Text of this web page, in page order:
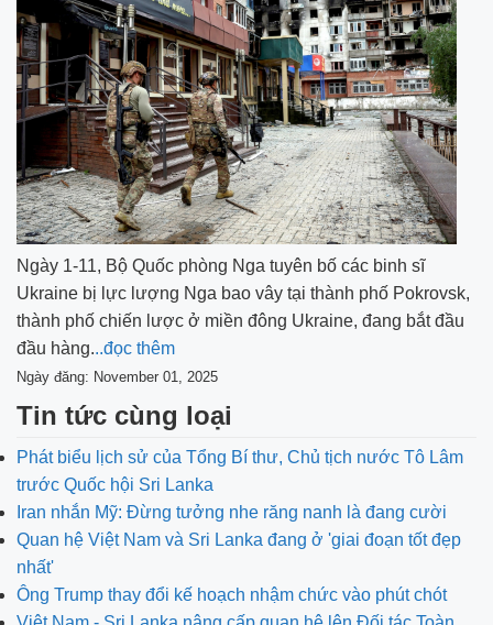
Ngày 1-11, Bộ Quốc phòng Nga tuyên bố các binh sĩ
Ukraine bị lực lượng Nga bao vây tại thành phố Pokrovsk,
thành phố chiến lược ở miền đông Ukraine, đang bắt đầu
đầu hàng...đọc thêm
Ngày đăng: November 01, 2025
Tin tức cùng loại
Phát biểu lịch sử của Tổng Bí thư, Chủ tịch nước Tô Lâm
trước Quốc hội Sri Lanka
Iran nhắn Mỹ: Đừng tưởng nhe răng nanh là đang cười
Quan hệ Việt Nam và Sri Lanka đang ở 'giai đoạn tốt đẹp
nhất'
Ông Trump thay đổi kế hoạch nhậm chức vào phút chót